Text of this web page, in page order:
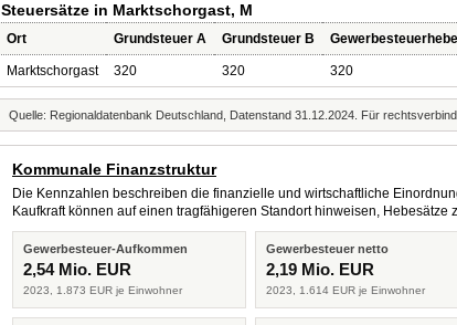
Steuersätze in Marktschorgast, M
Ort Grundsteuer A Grundsteuer B
Marktschorgast 320 320 320
Quelle: Regionaldatenbank Deutschland, Datenstand 31.12.2024. Für
Kommunale Finanzstruktur
Die Kennzahlen beschreiben die finanzielle und wirtschaftliche
Kaufkraft können auf einen tragfähigeren Standort hinweisen,
Gewerbesteuer-Aufkommen
2,54 Mio. EUR
2023, 1.873 EUR je Einwohner
Gewerbesteuer netto
2,19 Mio. EUR
2023, 1.614 EUR je Einwohner